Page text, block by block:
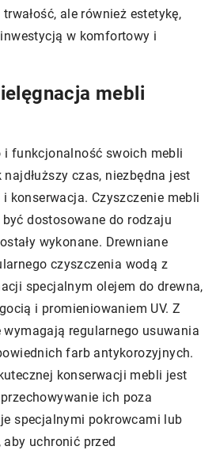
ale również estetykę,
w komfortowy i
mebli
i funkcjonalność swoich mebli
czas, niezbędna jest
konserwacja. Czyszczenie mebli
dostosowane do rodzaju
wykonane. Drewniane
czyszczenia wodą z
specjalnym olejem do drewna,
i promieniowaniem UV. Z
regularnego usuwania
farb antykorozyjnych.
konserwacji mebli jest
ich poza
specjalnymi pokrowcami lub
uchronić przed